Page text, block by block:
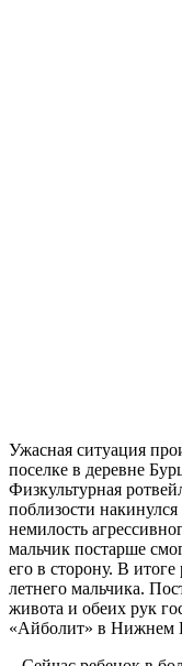
Ужасная ситуация
поселке в деревне
Физкультурная
поблизости
немилость
мальчик постарше
его в сторону. В
летнего мальчика.
живота и обеих рук
«Айболит» в Нижнем